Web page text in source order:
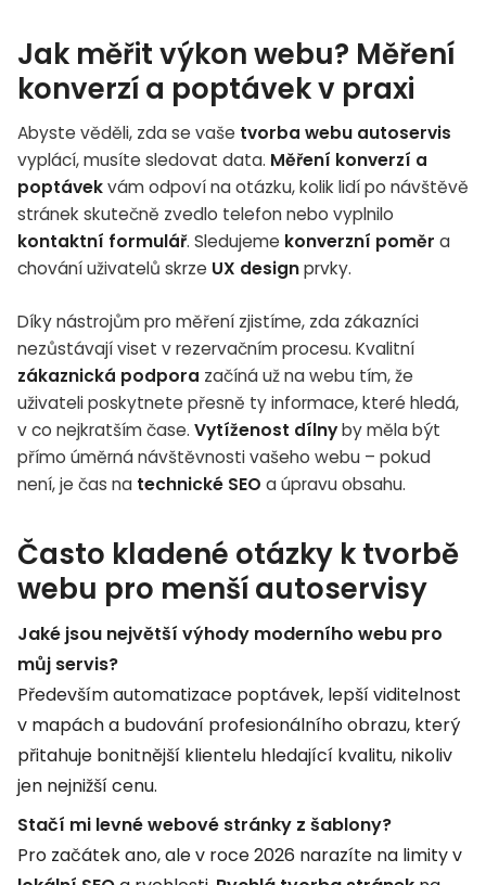
Jak měřit výkon webu? Měření
konverzí a poptávek v praxi
Abyste věděli, zda se vaše tvorba webu autoservis
vyplácí, musíte sledovat data. Měření konverzí a
poptávekvám odpoví na otázku, kolik lidí po návštěvě
stránek skutečně zvedlo telefon nebo vyplnilo
kontaktní formulář. Sledujeme konverzní poměr a
chování uživatelů skrze UX designprvky.
Díky nástrojům pro měření zjistíme, zda zákazníci
nezůstávají viset v rezervačním procesu. Kvalitní
zákaznická podpora začíná už na webu tím, že
uživateli poskytnete přesně ty informace, které hledá,
v co nejkratším čase. Vytíženost dílnyby měla být
přímo úměrná návštěvnosti vašeho webu – pokud
není, je čas na technické SEO a úpravu obsahu.
Často kladené otázky k tvorbě
webu pro menší autoservisy
Jaké jsou největší výhody moderního webu pro
můj servis?
Především automatizace poptávek, lepší viditelnost
v mapách a budování profesionálního obrazu, který
přitahuje bonitnější klientelu hledající kvalitu, nikoliv
jen nejnižší cenu.
Stačí mi levné webové stránky z šablony?
Pro začátek ano, ale v roce 2026 narazíte na limity v